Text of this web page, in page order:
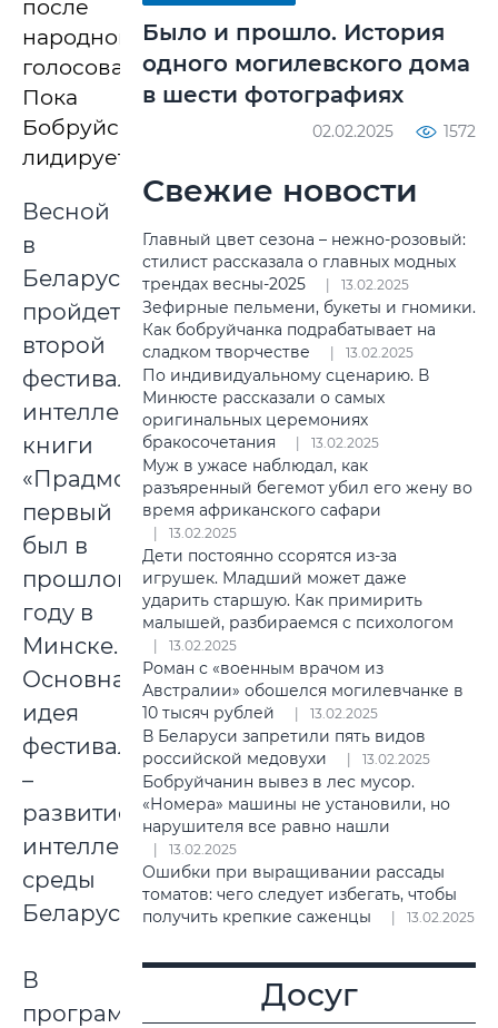
после
народного
голосования.
Пока
Бобруйск
лидирует.
Весной
в
Беларуси
пройдет
второй
фестиваль
интеллектуальной
книги
«Прадмова»,
первый
был в
прошлом
году в
Минске.
Основная
идея
фестиваля
–
развитие
интеллектуальной
среды
Беларуси.
В
программе
Было и прошло. История
одного могилевского дома
в шести фотографиях
02.02.2025 1572
Свежие новости
Главный цвет сезона – нежно-розовый:
стилист рассказала о главных модных
трендах весны-2025
13.02.2025
Зефирные пельмени, букеты и гномики.
Как бобруйчанка подрабатывает на
сладком творчестве
13.02.2025
По индивидуальному сценарию. В
Минюсте рассказали о самых
оригинальных церемониях
бракосочетания
13.02.2025
Муж в ужасе наблюдал, как
разъяренный бегемот убил его жену во
время африканского сафари
13.02.2025
Дети постоянно ссорятся из-за
игрушек. Младший может даже
ударить старшую. Как примирить
малышей, разбираемся с психологом
13.02.2025
Роман с «военным врачом из
Австралии» обошелся могилевчанке в
10 тысяч рублей
13.02.2025
В Беларуси запретили пять видов
российской медовухи
13.02.2025
Бобруйчанин вывез в лес мусор.
«Номера» машины не установили, но
нарушителя все равно нашли
13.02.2025
Ошибки при выращивании рассады
томатов: чего следует избегать, чтобы
получить крепкие саженцы
13.02.2025
Досуг